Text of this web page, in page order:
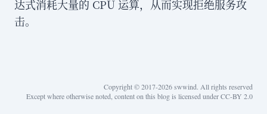
达式消耗大量的 CPU 运算，从而实现拒绝服务攻
击。
Copyright © 2017-2026 swwind. All rights reserved
Except where otherwise noted, content on this blog is licensed under CC-BY 2.0